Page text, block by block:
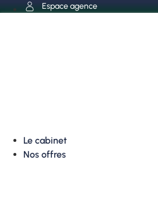
Aller
Espace agence
Le cabinet
Nos offres